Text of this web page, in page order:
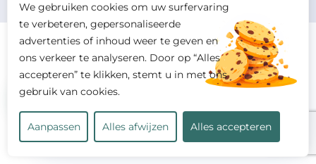
We gebruiken cookies om uw surfervaring
te verbeteren, gepersonaliseerde
advertenties of inhoud weer te geven en
ons verkeer te analyseren. Door op “Alles
accepteren” te klikken, stemt u in met ons
gebruik van cookies.
Aanpassen Alles afwijzen Alles accepteren
Stappenplan voor het
schrijven van een
strafrecht scriptie
op jouw eerste opdracht!
Bereken mijn kosten